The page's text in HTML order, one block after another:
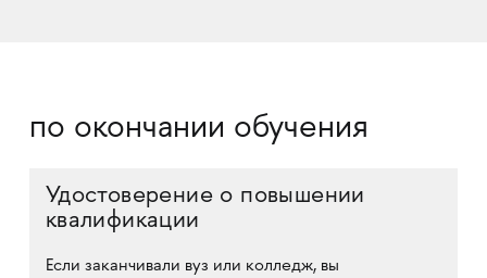
по окончании обучения
Удостоверение о повышении
квалификации
Если заканчивали вуз или колледж, вы